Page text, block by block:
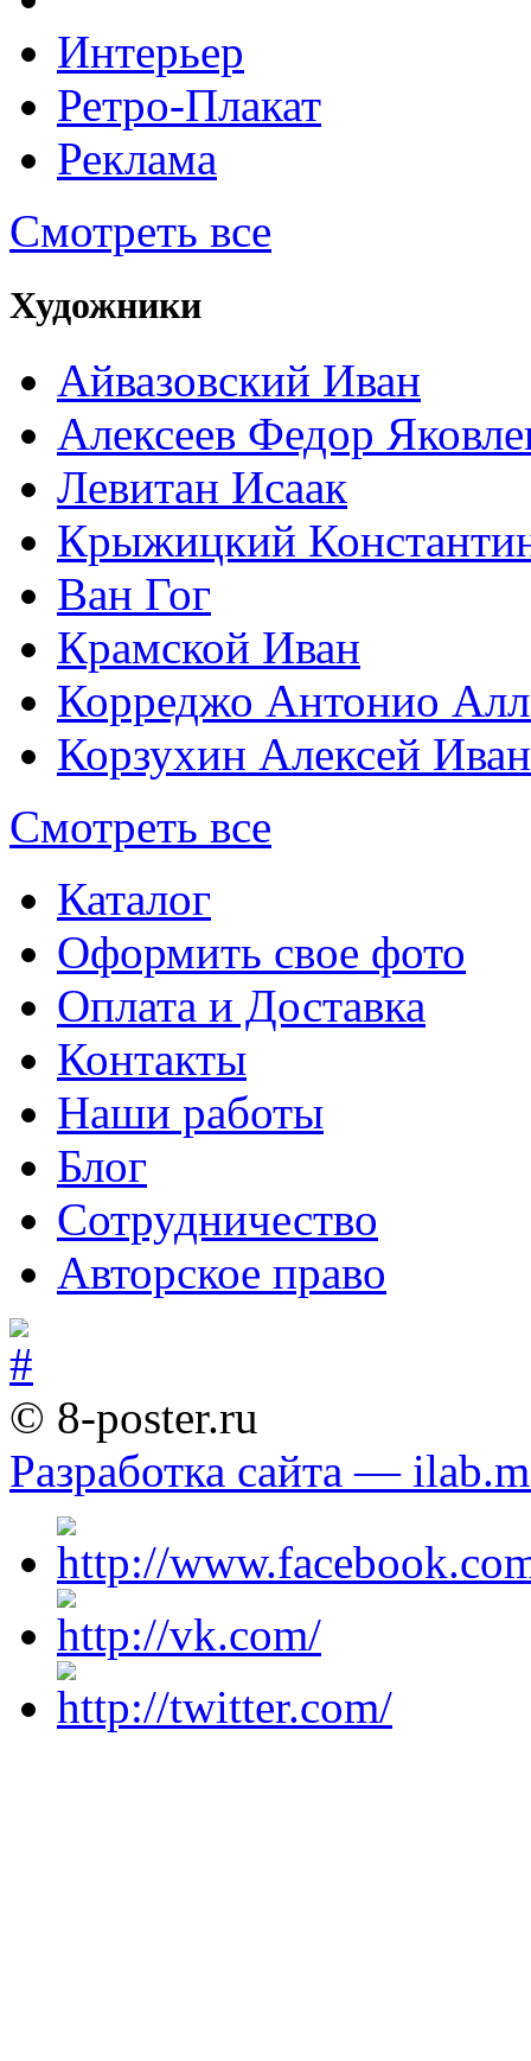
Интерьер
Ретро-Плакат
Реклама
Смотреть все
Художники
Айвазовский Иван
Алексеев Федор
Левитан Исаак
Крыжицкий
Ван Гог
Крамской Иван
Корреджо Антонио
Корзухин Алексей
Смотреть все
Каталог
Оформить свое фото
Оплата и Доставка
Контакты
Наши работы
Блог
Сотрудничество
Авторское право
© 8-poster.ru
Разработка сайта —